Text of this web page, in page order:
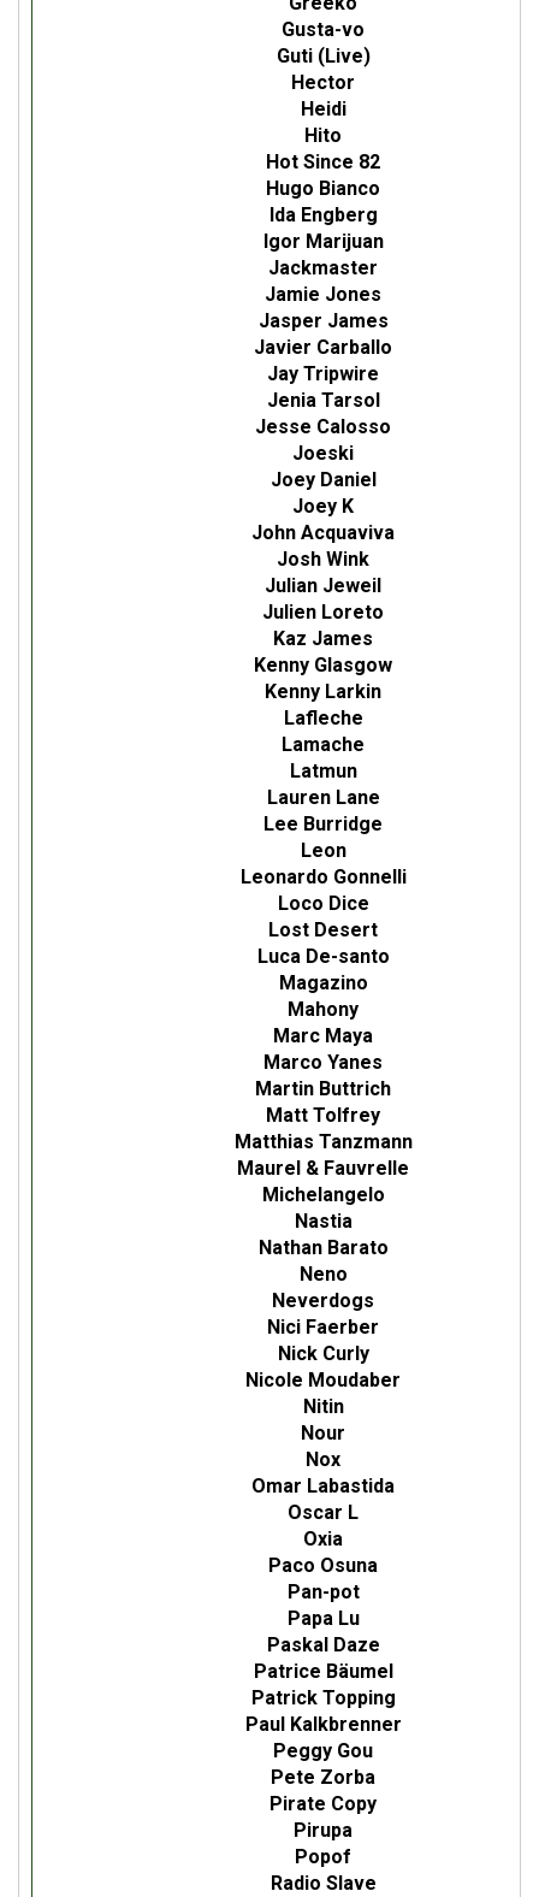
Gusta-vo
Guti (Live)
Hector
Heidi
Hito
Hot Since 82
Hugo Bianco
Ida Engberg
Igor Marijuan
Jackmaster
Jamie Jones
Jasper James
Javier Carballo
Jay Tripwire
Jenia Tarsol
Jesse Calosso
Joeski
Joey Daniel
Joey K
John Acquaviva
Josh Wink
Julian Jeweil
Julien Loreto
Kaz James
Kenny Glasgow
Kenny Larkin
Lafleche
Lamache
Latmun
Lauren Lane
Lee Burridge
Leon
Leonardo Gonnelli
Loco Dice
Lost Desert
Luca De-santo
Magazino
Mahony
Marc Maya
Marco Yanes
Martin Buttrich
Matt Tolfrey
Matthias Tanzmann
Maurel & Fauvrelle
Michelangelo
Nastia
Nathan Barato
Neno
Neverdogs
Nici Faerber
Nick Curly
Nicole Moudaber
Nitin
Nour
Nox
Omar Labastida
Oscar L
Oxia
Paco Osuna
Pan-pot
Papa Lu
Paskal Daze
Patrice Bäumel
Patrick Topping
Paul Kalkbrenner
Peggy Gou
Pete Zorba
Pirate Copy
Pirupa
Popof
Radio Slave